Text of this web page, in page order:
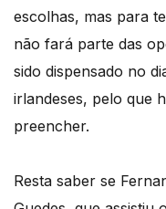
escolhas, mas para
não fará parte das
sido dispensado no
irlandeses, pelo que
preencher.
Resta saber se